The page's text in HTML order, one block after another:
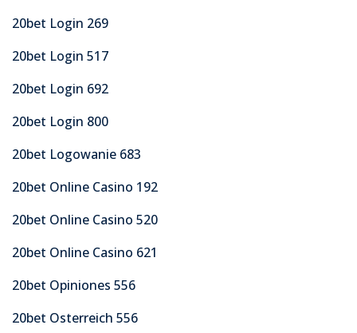
20bet Login 269
20bet Login 517
20bet Login 692
20bet Login 800
20bet Logowanie 683
20bet Online Casino 192
20bet Online Casino 520
20bet Online Casino 621
20bet Opiniones 556
20bet Osterreich 556